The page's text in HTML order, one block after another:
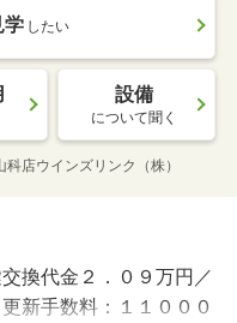
学 したい
設備
について聞く
店ウインズリンク（株）
換代金２．０９万円／
新手数料：１１０００